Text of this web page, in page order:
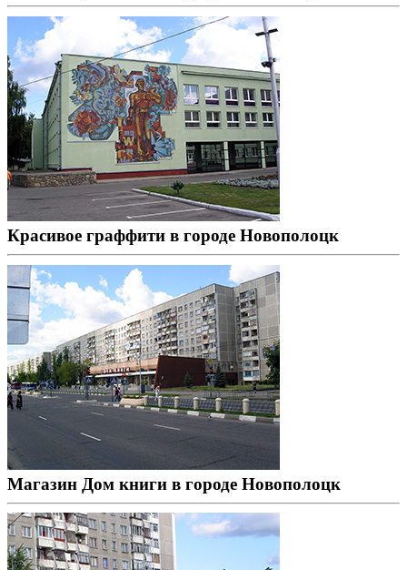
Красивое граффити в городе Новополоцк
Магазин Дом книги в городе Новополоцк